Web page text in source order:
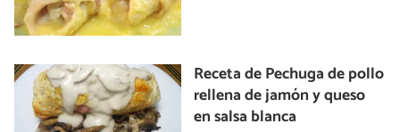
Receta de Pechuga de pollo
rellena de jamón y queso
en salsa blanca